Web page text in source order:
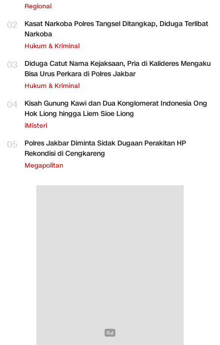
Regional
02
Kasat Narkoba Polres Tangsel Ditangkap, Diduga Terlibat
Narkoba
Hukum & Kriminal
03
Diduga Catut Nama Kejaksaan, Pria di Kalideres Mengaku
Bisa Urus Perkara di Polres Jakbar
Hukum & Kriminal
04
Kisah Gunung Kawi dan Dua Konglomerat Indonesia Ong
Hok Liong hingga Liem Sioe Liong
iMisteri
05
Polres Jakbar Diminta Sidak Dugaan Perakitan HP
Rekondisi di Cengkareng
Megapolitan